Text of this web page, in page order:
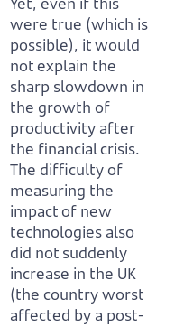
were true (which is
possible), it would
not explain the
sharp slowdown in
the growth of
productivity after
the financial crisis.
The difficulty of
measuring the
impact of new
technologies also
did not suddenly
increase in the UK
(the country worst
affected by a post-